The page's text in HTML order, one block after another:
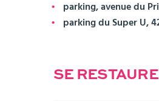
parking, avenue du
parking du Super U,
SE